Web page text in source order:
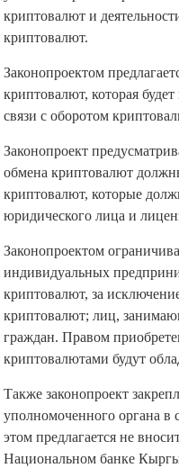
криптовалют и
криптовалют.
Законопроектом
криптовалют, которая
связи с оборотом
Законопроект
обмена криптовалют
криптовалют, которые
юридического лица и
Законопроектом
индивидуальных
криптовалют, за
криптовалют; лиц,
граждан. Правом
криптовалютами будут
Также законопроект
уполномоченного органа в
этом предлагается не
Национальном банке